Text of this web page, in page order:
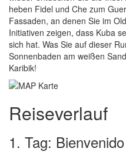
heben Fidel und Che zum
Fassaden, an denen Sie im
Initiativen zeigen, dass Kuba
sich hat. Was Sie auf dieser
Sonnenbaden am weißen
Karibik!
Reiseverlauf
1. Tag: